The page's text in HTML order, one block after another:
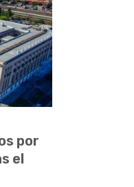
por
el